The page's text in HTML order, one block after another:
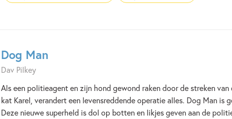
Dog Man
Dav Pilkey
Als een politieagent en zijn hond gewond raken door de streken van
kat Karel, verandert een levensreddende operatie alles. Dog Man is
Deze nieuwe superheld is dol op botten en likjes geven aan de